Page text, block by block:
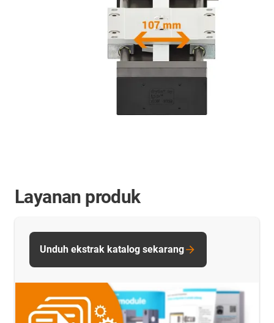
Layanan produk
Unduh ekstrak katalog sekarang